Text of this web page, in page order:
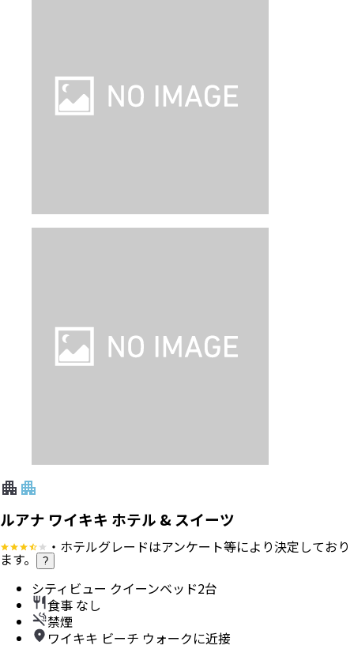
ルアナ ワイキキ ホテル & スイーツ
・ホテルグレードはアンケート等により決定しており
ます。 ?
シティビュー クイーンベッド2台
食事 なし
禁煙
ワイキキ ビーチ ウォークに近接